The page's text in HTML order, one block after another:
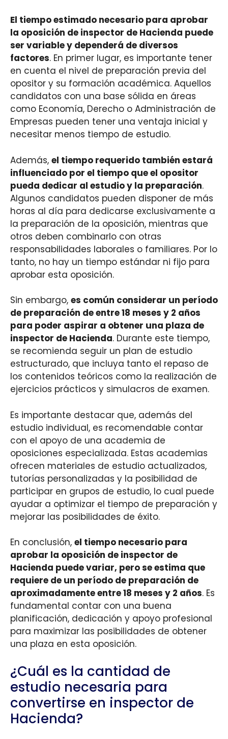
El tiempo estimado necesario para aprobar
la oposición de inspector de Hacienda puede
ser variable y dependerá de diversos
factores. En primer lugar, es importante tener
en cuenta el nivel de preparación previa del
opositor y su formación académica. Aquellos
candidatos con una base sólida en áreas
como Economía, Derecho o Administración de
Empresas pueden tener una ventaja inicial y
necesitar menos tiempo de estudio.
Además, el tiempo requerido también estará
influenciado por el tiempo que el opositor
pueda dedicar al estudio y la preparación.
Algunos candidatos pueden disponer de más
horas al día para dedicarse exclusivamente a
la preparación de la oposición, mientras que
otros deben combinarlo con otras
responsabilidades laborales o familiares. Por lo
tanto, no hay un tiempo estándar ni fijo para
aprobar esta oposición.
Sin embargo, es común considerar un período
de preparación de entre 18 meses y 2 años
para poder aspirar a obtener una plaza de
inspector de Hacienda. Durante este tiempo,
se recomienda seguir un plan de estudio
estructurado, que incluya tanto el repaso de
los contenidos teóricos como la realización de
ejercicios prácticos y simulacros de examen.
Es importante destacar que, además del
estudio individual, es recomendable contar
con el apoyo de una academia de
oposiciones especializada. Estas academias
ofrecen materiales de estudio actualizados,
tutorías personalizadas y la posibilidad de
participar en grupos de estudio, lo cual puede
ayudar a optimizar el tiempo de preparación y
mejorar las posibilidades de éxito.
En conclusión, el tiempo necesario para
aprobar la oposición de inspector de
Hacienda puede variar, pero se estima que
requiere de un período de preparación de
aproximadamente entre 18 meses y 2 años. Es
fundamental contar con una buena
planificación, dedicación y apoyo profesional
para maximizar las posibilidades de obtener
una plaza en esta oposición.
¿Cuál es la cantidad de
estudio necesaria para
convertirse en inspector de
Hacienda?